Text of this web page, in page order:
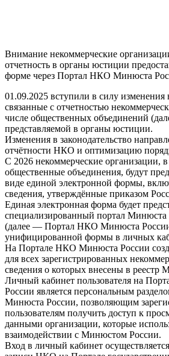
Внимание некоммерческие
отчетность в органы юстиции
форме через Портал НКО Минюста
01.09.2025 вступили в силу изменения
связанные с отчетностью
числе общественных объединений
представляемой в органы юстиции.
Изменения в законодательство
отчётности НКО и оптимизацию
С 2026 некоммерческие организации,
общественные объединения, будут
виде единой электронной формы,
сведения, утверждённые приказом
Единая электронная форма будет
специализированный портал
(далее — Портал НКО Минюста
унифицированной формы в личных
На Портале НКО Минюста России
для всех зарегистрированных
сведения о которых внесены в реестр
Личный кабинет пользователя на
России является персональным
Минюста России, позволяющим
пользователям получить доступ к
данными организации, которые
взаимодействии с Минюстом России.
Вход в личный кабинет